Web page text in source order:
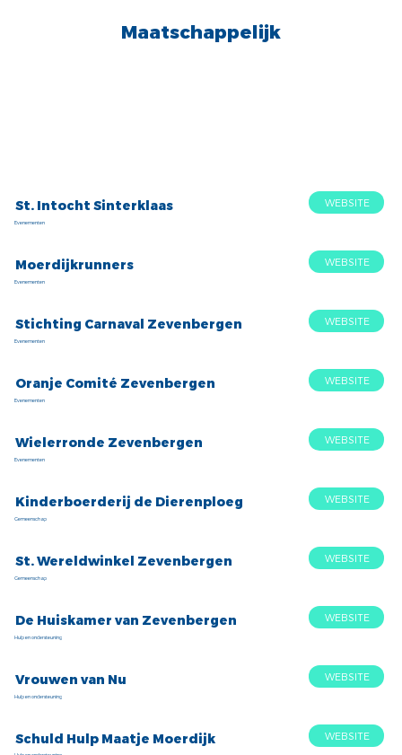
Maatschappelijk
Evenementen
St. Intocht Sinterklaas WEBSITE
Evenementen
Moerdijkrunners WEBSITE
Evenementen
Stichting Carnaval Zevenbergen WEBSITE
Evenementen
Oranje Comité Zevenbergen WEBSITE
Evenementen
Wielerronde Zevenbergen WEBSITE
Gemeenschap
Kinderboerderij de Dierenploeg WEBSITE
Gemeenschap
St. Wereldwinkel Zevenbergen WEBSITE
Hulp en ondersteuning
De Huiskamer van Zevenbergen WEBSITE
Hulp en ondersteuning
Vrouwen van Nu WEBSITE
Schuld Hulp Maatje Moerdijk WEBSITE